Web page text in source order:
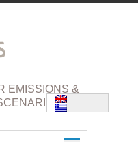
EMISSIONS &